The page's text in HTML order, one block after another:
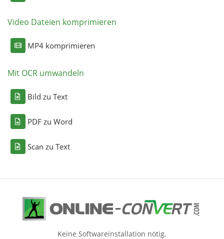
Video Dateien komprimieren
MP4 komprimieren
Mit OCR umwandeln
Bild zu Text
PDF zu Word
Scan zu Text
Keine Softwareinstallation nötig.